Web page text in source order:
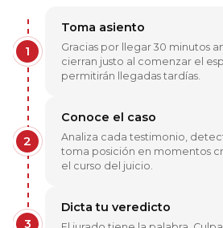
1
Toma asiento
Gracias por llegar 30 minutos
cierran justo al comenzar el
permitirán llegadas tardías.
2
Conoce el caso
Analiza cada testimonio,
toma posición en momentos
el curso del juicio.
3
Dicta tu veredicto